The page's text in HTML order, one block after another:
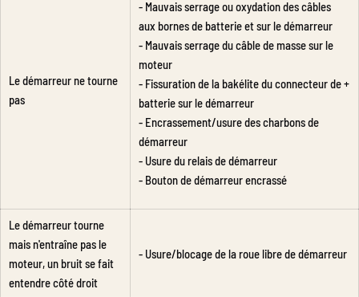
Le démarreur ne tourne
pas
- Mauvais serrage ou oxydation des câbles
aux bornes de batterie et sur le démarreur
- Mauvais serrage du câble de masse sur le
moteur
- Fissuration de la bakélite du connecteur de +
batterie sur le démarreur
- Encrassement/usure des charbons de
démarreur
- Usure du relais de démarreur
- Bouton de démarreur encrassé
Le démarreur tourne
mais n'entraîne pas le
moteur, un bruit se fait
entendre côté droit
- Usure/blocage de la roue libre de démarreur